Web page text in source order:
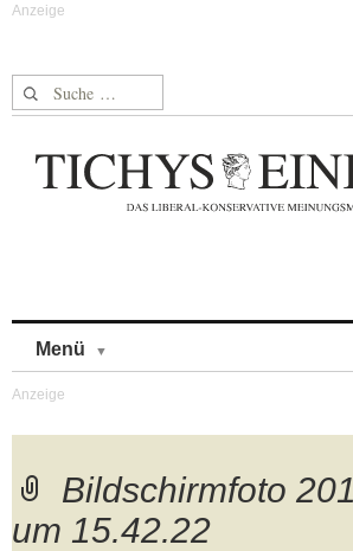
Suche nach:
Menü
Bildschirmfoto
um 15.42.22